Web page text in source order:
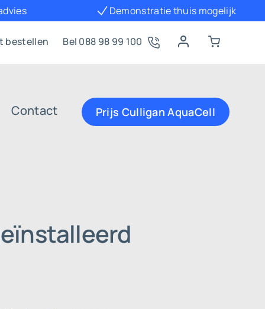
Demonstratie thuis mogelijk
bestellen Bel 088 98 99 100
Contact Prijs Culligan AquaCell